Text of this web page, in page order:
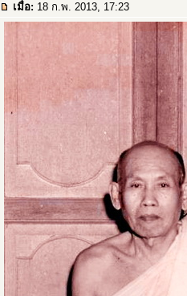
เมื่อ: 18 ก.พ. 2013, 17:23